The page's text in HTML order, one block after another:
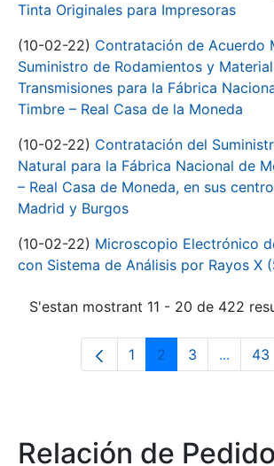
Tinta Originales para Impresoras
(10-02-22) Contratación de Acuerdo
Suministro de Rodamientos y
Transmisiones para la Fábrica
Timbre – Real Casa de la Moneda
(10-02-22) Contratación del
Natural para la Fábrica Nacional de
– Real Casa de Moneda, en sus
Madrid y Burgos
(10-02-22) Microscopio Electrónico
con Sistema de Análisis por Rayos X
S'estan mostrant 11 - 20 de 422
Pàgina
1 Pàgina
2 Pàgina
3 ... 43
Relación de